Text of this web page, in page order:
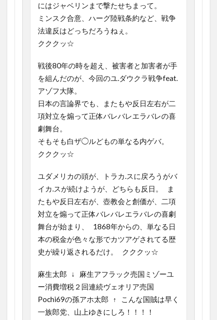
にはジャベリンまで撃たせちまって。
ミンスク合意、ハーグ陸戦条約など、戦争
法違反はどっちだろうねぇ。
クククッ☆
戦後80年の時を超え、被害者と加害者が手
を組んだのが、今回のユ.ダウクラ戦争feat.
アゾフ大隊。
日本の言論界でも、またもや反日左右が二
項対立を煽って正体バレバレエラバレの喜
劇舞台。
そもそも白ザ◯ルどもの単なる内ゲバ。
クククッ☆
ユダメリカの頭が、トラカ.スに戻ろうがバ
イカ.スが続けようが、どちらも反日。 ま
たもや反日左右が、壺教会と創価が、二項
対立を煽って正体バレバレエラバレの喜劇
舞台が始まり、 1868年からの、単なる日
本の税金が色々な形でカツアゲされてる歴
史が繰り返されるだけ。 クククッ☆
麻生太郎 ↓ 麻生アフラック売国ミゾーユ
ー消費増税２回連続ヴェオリア売国
Pochi69の孫アホ太郎 ↑ こんな国賊は早く
一族郎党、山上ゆきにしろ！！！！